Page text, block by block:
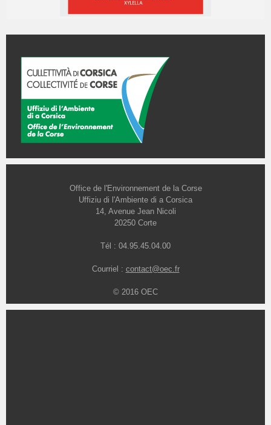
Office de l'Environnement de la Corse
Uffiziu di l'Ambiente di a Corsica
14, Avenue Jean Nicoli
20250 Corte
Tél : 04.95.45.04.00
Courriel : contact@oec.fr
© 2016 OEC